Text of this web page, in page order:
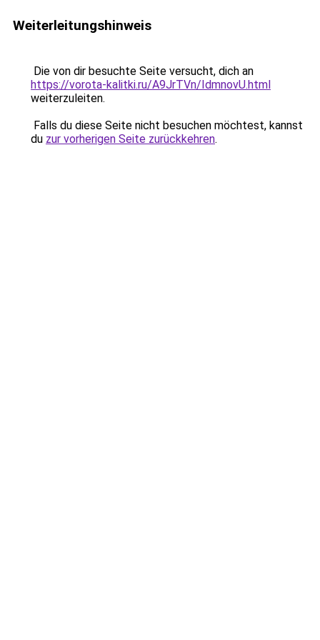
Weiterleitungshinweis
Die von dir besuchte Seite versucht, dich an
https://vorota-kalitki.ru/A9JrTVn/IdmnovU.html
weiterzuleiten.
Falls du diese Seite nicht besuchen möchtest, kannst
du zur vorherigen Seite zurückkehren.